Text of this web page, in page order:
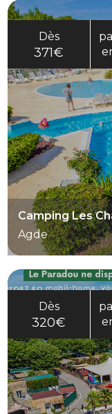
Dès
371€
Camping Les
Agde
Dès
320€